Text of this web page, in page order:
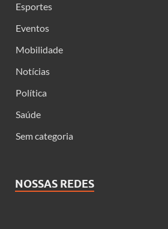
Esportes
Eventos
Mobilidade
Notícias
Política
Saúde
Sem categoria
NOSSAS REDES